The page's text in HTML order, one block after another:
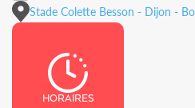
Stade Colette Besson - Dijon -
HORAIRES